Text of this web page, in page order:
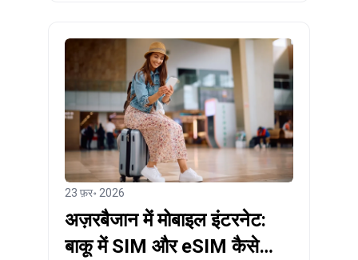
23 फ़र॰ 2026
अज़रबैजान में मोबाइल इंटरनेट:
बाकू में SIM और eSIM कैसे